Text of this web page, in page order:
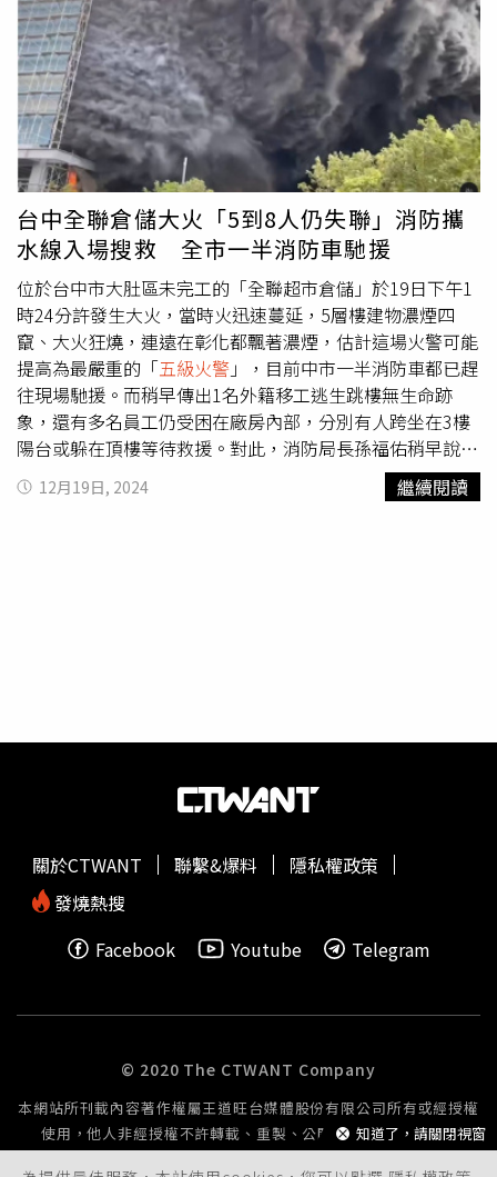
建、生產物料、監督制度與城市安全之間的漏洞。香港新界
大埔區宏福苑昨（26日）發生香港回歸以來第2宗的五級火
警。（圖／達志／美聯社）香港新界大埔區宏福苑昨（26
日）發生香港回歸以來第2宗的 五級火警。（圖／達志／美
聯社）
防護網僅有一步的距離。拍攝影片的女子出聲質問：「阿
生，你又喺度食煙啊？」（阿生，你又在抽菸啊？）被拍攝
的工人嚇得渾身一抖，轉過頭來看向鏡頭，影片也到此結
束。這支影片如今在香港社群平台上瘋傳，雖然並未證實拍
攝地點是否為大浦宏福苑，但在當前情況下仍引起香港網友
的群情激憤。不少網友氣憤表示，工地內有許多易燃物品，
不管是否在休息，都不應該在工地抽菸，尤其鷹架防護網大
多以PP、PE等塑膠材質製成，雖然防曬防水耐酸鹼，但萬
一著火十分容易蔓延，釀成火警便不堪設想。據了解，香港
宏福苑大火起火於今日下午2點52分。隨著火勢迅速延燒，
事態也迅速升級，在下午3點02分升級為三級火警，3點34
分升級為四級火警，之後又在傍晚6點22分升為五級。截至
發稿前（21：52）為止，現場火勢仍未撲滅。（圖／達志
／美聯社）這場火勢波及了宏福苑中7棟大樓，由香港當局
在晚間召開的記者會中指出，目前至少有13人在火警中喪
生，其中9人當場死亡，另有4人則是送醫後宣告不治。犧牲
者中包含一名任職於沙田消防局的37歲何姓消防員，他在3
點01分抵達火場，之後進入地下室滅火，但在3點30分失去
聯繫，約半小時後被發現。當時何員面部燒傷，送醫搶救後
台中全聯倉儲大火「5到8人仍失聯」消防攜
水線入場搜救 全市一半消防車馳援
位於台中市大肚區未完工的「全聯超市倉儲」於19日下午1
時24分許發生大火，當時火迅速蔓延，5層樓建物濃煙四
竄、大火狂燒，連遠在彰化都飄著濃煙，估計這場火警可能
提高為最嚴重的「五級火警 」，目前中市一半消防車都已趕
往現場馳援。而稍早傳出1名外籍移工逃生跳樓無生命跡
象，還有多名員工仍受困在廠房內部，分別有人跨坐在3樓
陽台或躲在頂樓等待救援。對此，消防局長孫福佑稍早說
明，今有約30名工人在倉內工作，目前受困人員都已一一救
出，還有3人待援，但稍早在清查現場人員時，發現還有5至
就會將人救出，但稍早與現場包商進行人員清查時，發現還
場火警連遠在彰化都飄著濃煙，此外，高速公路、彰基附
近、中央陸橋等，都有民眾聞到惡臭，估計可能提高為最嚴
」，其定義包括死亡5人以上或死傷30人以
上，焚燬房屋30間以上或重要場所失火，且規定現場指揮官
是縣市首長，目前市長盧秀燕正趕往現場，中市一半消防車
12月19日, 2024 繼續閱讀
知道了，請關閉視窗
關於CTWANT 聯繫&爆料
隱私權政策
發燒熱搜
Facebook
Youtube Telegram
© 2020 The CTWANT Company
本網站所刊載內容著作權屬王道旺台媒體股份有限公司所有或經授權
使用，他人非經授權不許轉載、重製、公開播送或公開傳輸。